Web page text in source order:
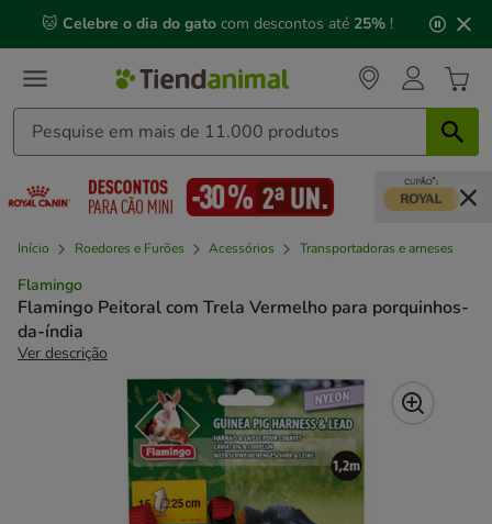
mensagem,
🐱 Celebre o dia do gato com descontos até 25% !
Início Roedores e Furões Acessórios Transportadoras e arneses
Flamingo
Flamingo Peitoral com Trela Vermelho para porquinhos-
da-índia
Ver descrição